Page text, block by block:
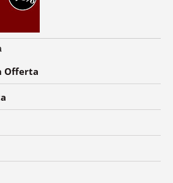
Offerta